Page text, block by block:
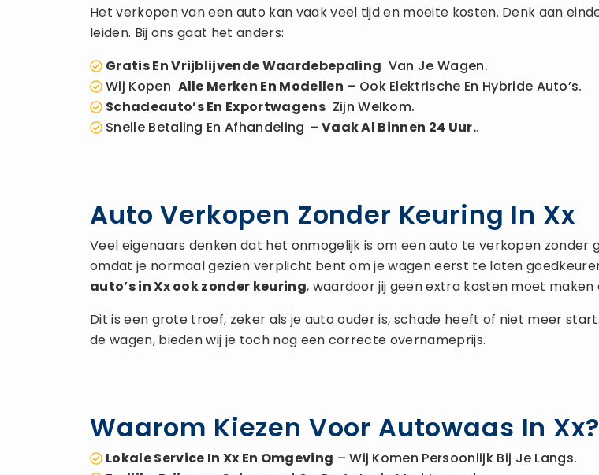
Het verkopen van een auto kan vaak veel tijd en moeite kosten. Denk aan
leiden. Bij ons gaat het anders:
Gratis En Vrijblijvende Waardebepaling Van Je Wagen.
Wij Kopen Alle Merken En Modellen – Ook Elektrische En Hybride Auto’s.
Schadeauto’s En ExportwagensZijn Welkom.
Snelle Betaling En Afhandeling – Vaak Al Binnen 24 Uur..
Auto Verkopen Zonder Keuring In Xx
Veel eigenaars denken dat het onmogelijk is om een auto te verkopen
omdat je normaal gezien verplicht bent om je wagen eerst te laten
auto’s in Xx ook zonder keuring, waardoor jij geen extra kosten moet
Dit is een grote troef, zeker als je auto ouder is, schade heeft of niet meer
de wagen, bieden wij je toch nog een correcte overnameprijs.
Waarom Kiezen Voor Autowaas In Xx?
Lokale Service In Xx En Omgeving – Wij Komen Persoonlijk Bij Je Langs.